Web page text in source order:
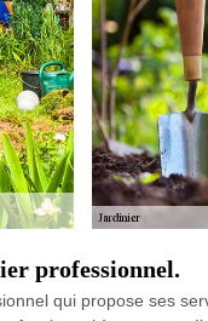
professionnel.
qui propose ses